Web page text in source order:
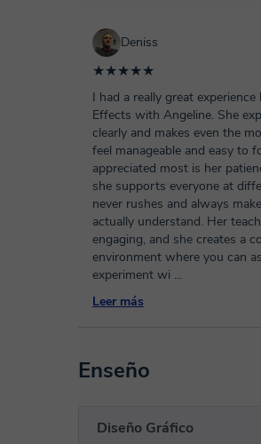
Deniss
★★★★★
I had a really great
Effects with Angeline. She
clearly and makes even the
feel manageable and easy to
appreciated most is her
she supports everyone at
never rushes and always
actually understand. Her
engaging, and she creates a
environment where you can
experiment wi ...
Leer más
Enseño
Diseño Gráfico